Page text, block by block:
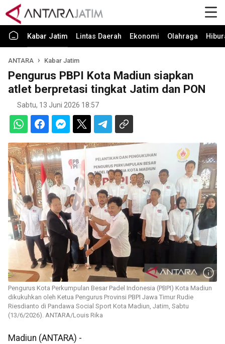
Kabar Jatim Lintas Daerah Ekonomi Olahraga
ANTARA Kabar Jatim
Pengurus PBPI Kota Madiun siapkan
atlet berpretasi tingkat Jatim dan PON
Sabtu, 13 Juni 2026 18:57
Pengurus Kota Perkumpulan Besar Padel Indonesia (PBPI) Kota Madiun
dikukuhkan oleh Ketua Pengurus Provinsi PBPI Jawa Timur Rudie
Riesdianto di Pandawa Social Sport Kota Madiun, Jatim, Sabtu
(13/6/2026). ANTARA/Louis Rika
Madiun (ANTARA) -